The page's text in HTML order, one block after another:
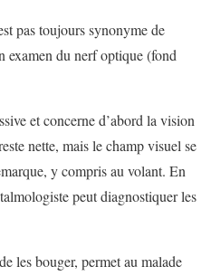
pas toujours synonyme de
examen du nerf optique (fond
et concerne d’abord la vision
nette, mais le champ visuel se
y compris au volant. En
peut diagnostiquer les
les bouger, permet au malade